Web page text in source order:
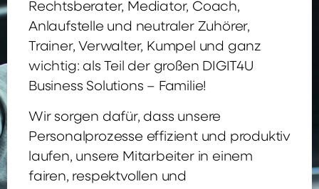
Rechtsberater, Mediator, Coach,
Anlaufstelle und neutraler Zuhörer,
Trainer, Verwalter, Kumpel und ganz
wichtig: als Teil der großen DIGIT4U
Business Solutions – Familie!
Wir sorgen dafür, dass unsere
Personalprozesse effizient und produktiv
laufen, unsere Mitarbeiter in einem
fairen, respektvollen und